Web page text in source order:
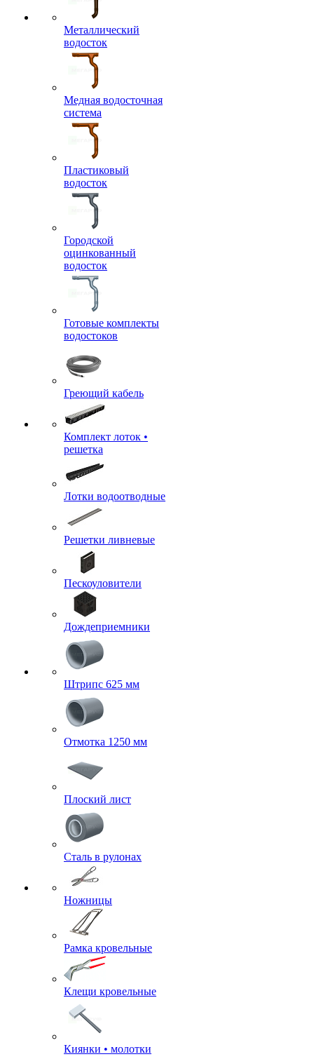
Металлический
водосток
Медная водосточная
система
Пластиковый
водосток
Городской
оцинкованный
водосток
Готовые комплекты
водостоков
Греющий кабель
Комплект лоток •
решетка
Лотки водоотводные
Решетки ливневые
Пескоуловители
Дождеприемники
Штрипс 625 мм
Отмотка 1250 мм
Плоский лист
Сталь в рулонах
Ножницы
Рамка кровельные
Клещи кровельные
Киянки • молотки